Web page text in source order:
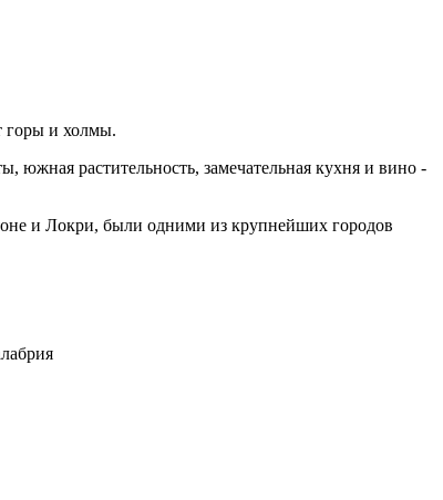
горы и холмы.
южная растительность, замечательная кухня и вино -
и Локри, были одними из крупнейших городов